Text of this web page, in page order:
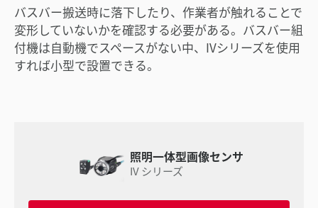
バスバー搬送時に落下したり、作業者が触れることで
変形していないかを確認する必要がある。バスバー組
付機は自動機でスペースがない中、IVシリーズを使用
すれば小型で設置できる。
照明一体型画像センサ
IV シリーズ